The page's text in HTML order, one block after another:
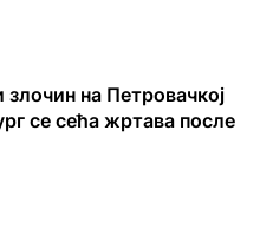
на Петровачкој
се сећа жртава после